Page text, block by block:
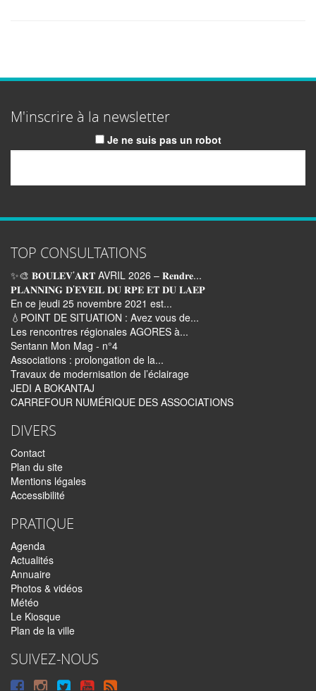
M'inscrire à la newsletter
Je ne suis pas un robot
TOP CONSULTATIONS
✨🎨 𝐁𝐎𝐔𝐋𝐄𝐕’𝐀𝐑𝐓 AVRIL 2026 – 𝐑𝐞𝐧𝐝𝐫𝐞...
𝐏𝐋𝐀𝐍𝐍𝐈𝐍𝐆 𝐃’𝐄𝐕𝐄𝐈𝐋 𝐃𝐔 𝐑𝐏𝐄 𝐄𝐓 𝐃𝐔 𝐋𝐀𝐄𝐏
En ce jeudi 25 novembre 2021 est...
💧POINT DE SITUATION : Avez vous de...
Les rencontres régionales AGORES à...
Sentann Mon Mag - n°4
Associations : prolongation de la...
Travaux de modernisation de l’éclairage
JEDI A BOKANTAJ
CARREFOUR NUMÉRIQUE DES ASSOCIATIONS
DIVERS
Contact
Plan du site
Mentions légales
Accessibilité
PRATIQUE
Agenda
Actualités
Annuaire
Photos & vidéos
Météo
Le Kiosque
Plan de la ville
SUIVEZ-NOUS
SuivreSuivreSuivreSyndiquer